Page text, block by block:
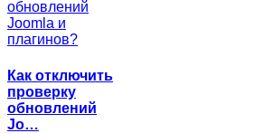
Как отключить
проверку
обновлений
Jo…